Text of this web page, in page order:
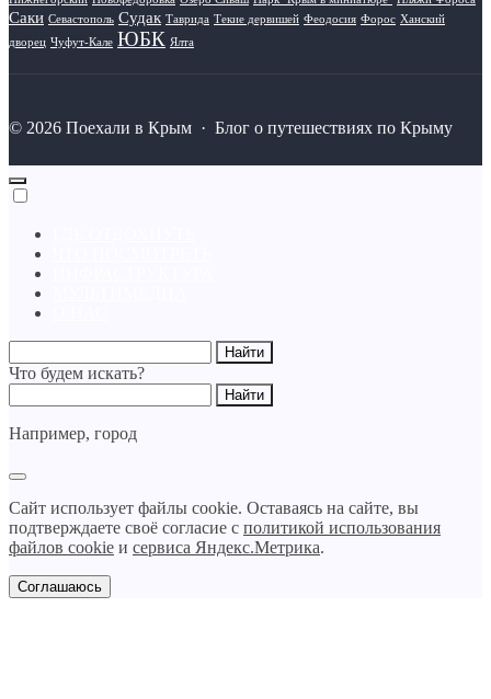
Саки Севастополь Судак Таврида Текие дервишей Феодосия Форос Ханский
дворец Чуфут-Кале ЮБК Ялта
© 2026 Поехали в Крым · Блог о путешествиях по Крыму
Что будем искать?
Например, город
Сайт использует файлы cookie. Оставаясь на сайте, вы
подтверждаете своё согласие с политикой использования
файлов cookie и сервиса Яндекс.Метрика.
Соглашаюсь